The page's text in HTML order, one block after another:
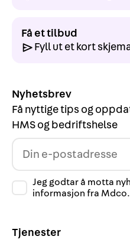
Få et tilbud
Fyll ut et kort
Nyhetsbrev
Få nyttige tips og
HMS og bedriftshelse
Jeg godtar å motta
informasjon fra Mdco.
Tjenester